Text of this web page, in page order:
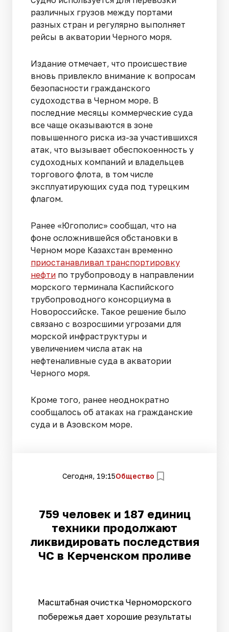
различных грузов между портами
разных стран и регулярно выполняет
рейсы в акватории Черного моря.
Издание отмечает, что происшествие
вновь привлекло внимание к вопросам
безопасности гражданского
судоходства в Черном море. В
последние месяцы коммерческие суда
все чаще оказываются в зоне
повышенного риска из-за участившихся
атак, что вызывает обеспокоенность у
судоходных компаний и владельцев
торгового флота, в том числе
эксплуатирующих суда под турецким
флагом.
Ранее «Югополис» сообщал, что на
фоне осложнившейся обстановки в
Черном море Казахстан временно
приостанавливал транспортировку
нефти по трубопроводу в направлении
морского терминала Каспийского
трубопроводного консорциума в
Новороссийске. Такое решение было
связано с возросшими угрозами для
морской инфраструктуры и
увеличением числа атак на
нефтеналивные суда в акватории
Черного моря.
Кроме того, ранее неоднократно
сообщалось об атаках на гражданские
суда и в Азовском море.
Сегодня, 19:15Общество
759 человек и 187 единиц
техники продолжают
ликвидировать последствия
ЧС в Керченском проливе
Масштабная очистка Черноморского
побережья дает хорошие результаты